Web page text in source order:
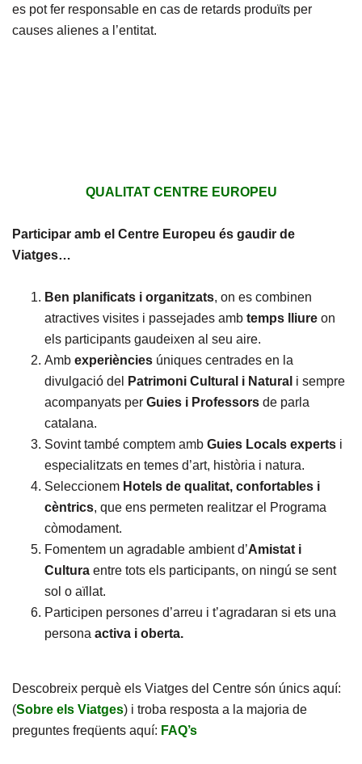
es pot fer responsable en cas de retards produïts per
causes alienes a l’entitat.
QUALITAT CENTRE EUROPEU
Participar amb el Centre Europeu és gaudir de
Viatges…
Ben planificats i organitzats, on es combinen
atractives visites i passejades amb temps lliure on
els participants gaudeixen al seu aire.
Amb experiències úniques centrades en la
divulgació del
Patrimoni Cultural i Natural i sempre
acompanyats per Guies i Professors de parla
catalana.
Sovint també comptem amb Guies Locals experts i
especialitzats en temes d’art, història i natura.
Seleccionem Hotels de qualitat, confortables i
cèntrics, que ens permeten realitzar el Programa
còmodament.
Fomentem un agradable ambient d’Amistat i
Cultura entre tots els participants, on ningú se sent
sol o aïllat.
Participen persones d’arreu i t’agradaran si ets una
persona activa i oberta.
Descobreix perquè els Viatges del Centre són únics aquí:
(Sobre els Viatges) i troba resposta a la majoria de
preguntes freqüents aquí: FAQ’s